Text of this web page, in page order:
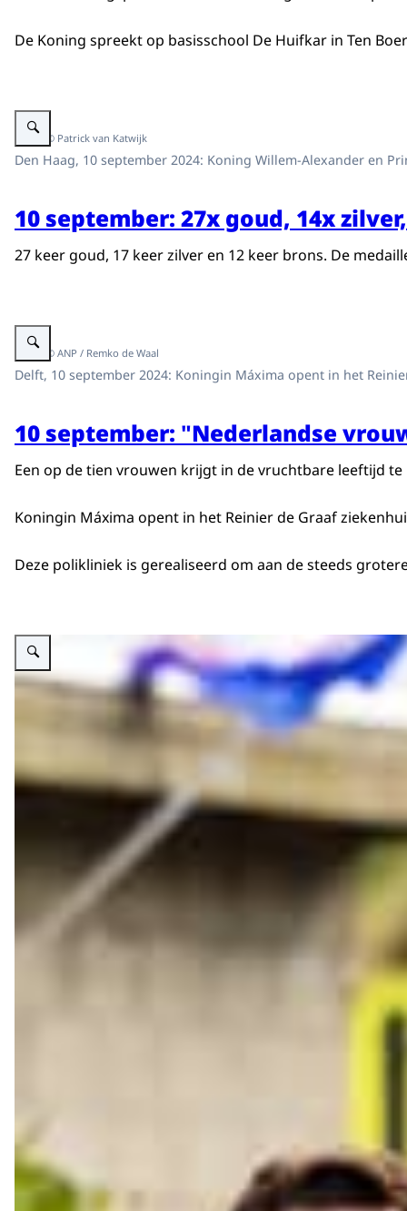
De Koning spreekt op basisschool De Huifkar in Ten
Vergroot afbeelding Koning en Prinses Margriet ontvangen
Beeld: © Patrick van Katwijk
Den Haag, 10 september 2024: Koning Willem-Alexander en
10 september: 27x goud, 14x
27 keer goud, 17 keer zilver en 12 keer brons. De
Vergroot afbeelding Koningin Máxima opent endometriosekliniek
Beeld: © ANP / Remko de Waal
Delft, 10 september 2024: Koningin Máxima opent in het
10 september: "Nederlandse
Een op de tien vrouwen krijgt in de vruchtbare leeftijd
Koningin Máxima opent in het Reinier de Graaf
Deze polikliniek is gerealiseerd om aan de steeds
Vergroot afbeelding Koning Willem-Alexander en Koningin Máxima